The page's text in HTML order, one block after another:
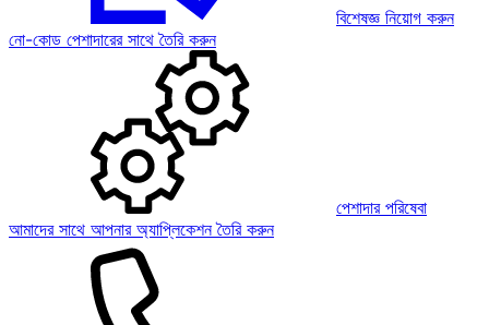
বিশেষজ্ঞ নিয়োগ করুন
নো-কোড পেশাদারের সাথে তৈরি করুন
পেশাদার পরিষেবা
আমাদের সাথে আপনার অ্যাপ্লিকেশন তৈরি করুন